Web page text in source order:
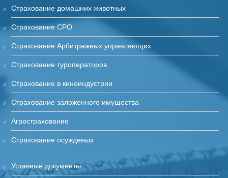
Страхование домашних животных
Страхование СРО
Страхование Арбитражных управляющих
Страхование туроператоров
Страхование в киноиндустрии
Cтрахование заложенного имущества
Агрострахование
Страхование осужденых
Уставные документы